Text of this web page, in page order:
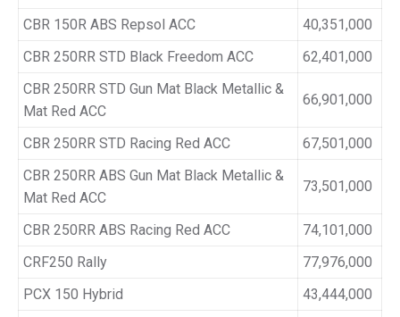
CBR 150R ABS Repsol ACC
40,351,000
CBR 250RR STD Black Freedom ACC
62,401,000
CBR 250RR STD Gun Mat Black Metallic &
Mat Red ACC
66,901,000
CBR 250RR STD Racing Red ACC
67,501,000
CBR 250RR ABS Gun Mat Black Metallic &
Mat Red ACC
73,501,000
CBR 250RR ABS Racing Red ACC
74,101,000
CRF250 Rally
77,976,000
PCX 150 Hybrid
43,444,000